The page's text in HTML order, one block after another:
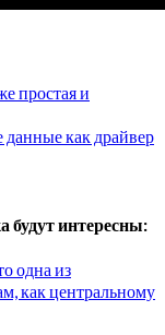
простая и
как драйвер
будут интересны:
одна из
как центральному